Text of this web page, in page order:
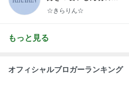
らりん☆のブログ
☆きらりん☆
もっと見る
オフィシャルブロガーランキング